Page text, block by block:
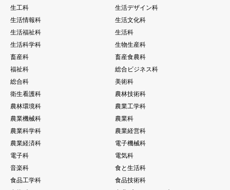
生工科
生活デザイン科
生活情報科
生活文化科
生活福祉科
生活科
生活科学科
生物生産科
畜産科
畜産食農科
福祉科
総合ビジネス科
総合科
美術科
衛生看護科
農林技術科
農林環境科
農業工学科
農業機械科
農業科
農業科学科
農業経営科
農業経済科
電子機械科
電子科
電気科
音楽科
食と生活科
食品工学科
食品技術科